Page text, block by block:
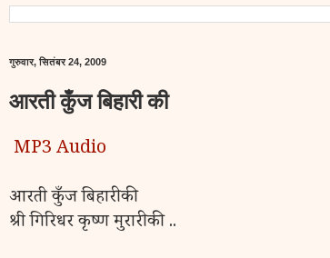
गुरुवार, सितंबर 24, 2009
आरती कुँज बिहारी की
MP3 Audio
आरती कुँज बिहारी की
श्री गिरिधर कृष्ण मुरारी की ..